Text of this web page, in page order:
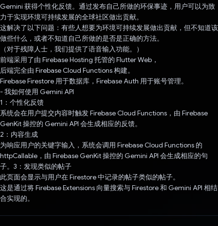
Gemini 获得个性化反馈。通过发布自己所做的环保事迹，用户可以为致
力于实现环境可持续发展的全球社区做出贡献。
这解决了以下问题：有些人想要为环境可持续发展做出贡献，但不知道该
做些什么，或者不知道自己所做的是否是正确的方法。
（对于残障人士，我们提供了语音输入功能。）
前端采用了由 Firebase Hosting 托管的 Flutter Web，
后端完全由 Firebase Cloud Functions 构建。
Firebase Firestore 用于数据库，Firebase Auth 用于账号管理。
- 我如何使用 Gemini API
1：个性化反馈
系统会在用户提交内容时触发 Firebase Cloud Functions，由 Firebase
GenKit 操控的 Gemini API 会生成相应的反馈。
2：内容生成
为响应用户的关键字输入，系统会调用 Firebase Cloud Functions 的
httpCallable，由 Firebase GenKit 操控的 Gemini API 会生成相应的句
子。3：发现类似的帖子
此页面会显示与用户在 Firestore 中记录的帖子类似的帖子。
这是通过将 Firebase Extensions 向量搜索与 Firestore 和 Gemini API 相结
合实现的。